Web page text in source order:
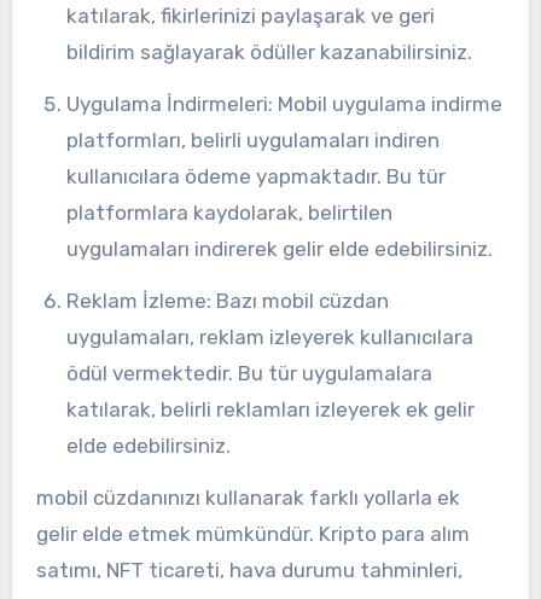
katılarak, fikirlerinizi paylaşarak ve geri
bildirim sağlayarak ödüller kazanabilirsiniz.
Uygulama İndirmeleri: Mobil uygulama indirme
platformları, belirli uygulamaları indiren
kullanıcılara ödeme yapmaktadır. Bu tür
platformlara kaydolarak, belirtilen
uygulamaları indirerek gelir elde edebilirsiniz.
Reklam İzleme: Bazı mobil cüzdan
uygulamaları, reklam izleyerek kullanıcılara
ödül vermektedir. Bu tür uygulamalara
katılarak, belirli reklamları izleyerek ek gelir
elde edebilirsiniz.
mobil cüzdanınızı kullanarak farklı yollarla ek
gelir elde etmek mümkündür. Kripto para alım
satımı, NFT ticareti, hava durumu tahminleri,